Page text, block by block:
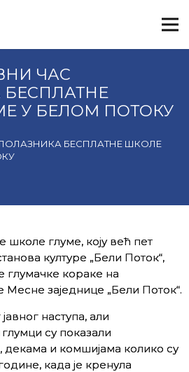
ЧАС
У БЕЛОМ ПОТОКУ
БЕСПЛАТНЕ ШКОЛЕ
школе глуме, коју већ пет
културе „Бели Поток“,
глумачке кораке на
заједнице „Бели Поток“.
наступа, али
су показали
и комшијама колико су
када је кренула